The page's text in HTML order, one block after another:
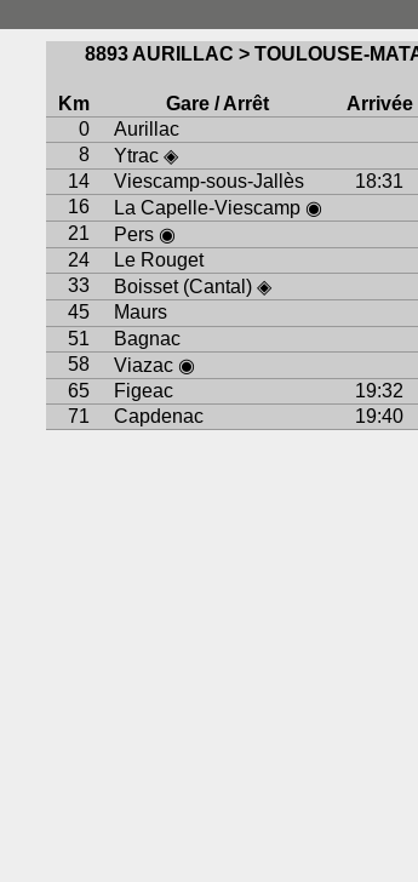
8893 AURILLAC > TOULOUSE-
Km Gare / Arrêt Arrivée
0
Aurillac
8
Ytrac ◈
14
Viescamp-sous-Jallès 18:31
16
La Capelle-Viescamp ◉
21
Pers ◉
24
Le Rouget
33
Boisset (Cantal) ◈
45
Maurs
51
Bagnac
58
Viazac ◉
65
Figeac 19:32
71
Capdenac 19:40